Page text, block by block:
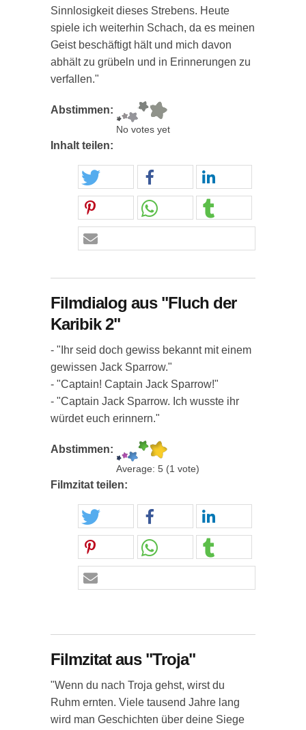
Sinnlosigkeit dieses Strebens. Heute
spiele ich weiterhin Schach, da es meinen
Geist beschäftigt hält und mich davon
abhält zu grübeln und in Erinnerungen zu
verfallen."
Abstimmen:
No votes yet
Inhalt teilen:
Filmdialog aus "Fluch der
Karibik 2"
- "Ihr seid doch gewiss bekannt mit einem
gewissen Jack Sparrow."
- "Captain! Captain Jack Sparrow!"
- "Captain Jack Sparrow. Ich wusste ihr
würdet euch erinnern."
Abstimmen:
Average: 5 (1 vote)
Filmzitat teilen:
Filmzitat aus "Troja"
"Wenn du nach Troja gehst, wirst du
Ruhm ernten. Viele tausend Jahre lang
wird man Geschichten über deine Siege